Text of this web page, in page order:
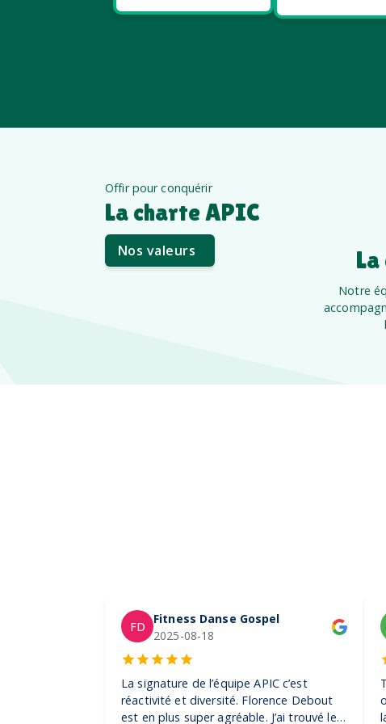
Offir pour conquérir
La charte APIC
Nos valeurs
Notre
FD
Fitness Danse Gospel
2025-08-18
La signature de l’équipe APIC c’est
réactivité et diversité. Florence Debout
est en plus super agréable. J’ai trouvé les